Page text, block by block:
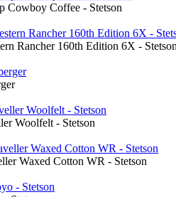
Cowboy Coffee - Stetson
Rancher 160th Edition 6X -
Woolfelt - Stetson
Waxed Cotton WR - Stetson